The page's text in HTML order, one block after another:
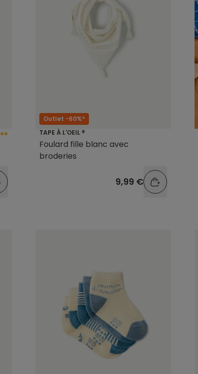
Outlet -60%*
TAPE À L'OEIL ®
Foulard fille blanc avec
broderies
9,99 €